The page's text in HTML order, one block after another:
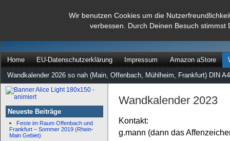
Wir benutzen Cookies um die
verbessen. Durch Deinen Besuch stimmst
dann rate mal
Home EU-Datenschutzerklärung Impressum Amazon aStore
Wandkalender 2026 so nah (Main, Offenbach, Mühlheim, Frankfurt) DIN
Neueste Beiträge
Feste im Raum Offenbach und
Frankfurt – Sommer 2019 (Rhein-
Main Gebiet)
Wandkalender 2023
Kontakt:
g.mann (dann das